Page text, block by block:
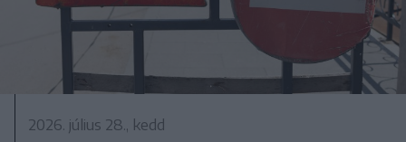
2026. július 28., kedd